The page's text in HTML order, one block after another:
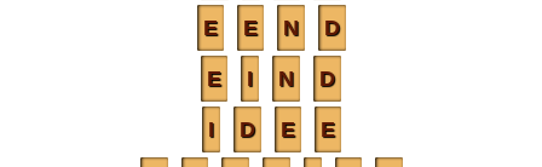
E E N D
E I N D
I D E E